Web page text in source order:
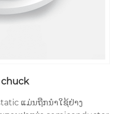
ແມ່ນຖືກນໍາໃຊ້ຢ່າງ